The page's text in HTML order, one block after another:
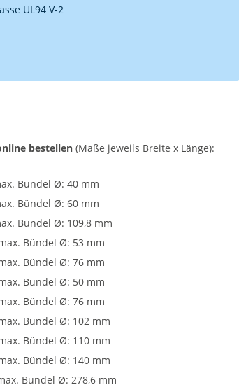
UL94 V-2
bestellen (Maße jeweils Breite x Länge):
Bündel Ø: 40 mm
Bündel Ø: 60 mm
Bündel Ø: 109,8 mm
Bündel Ø: 53 mm
Bündel Ø: 76 mm
Bündel Ø: 50 mm
Bündel Ø: 76 mm
Bündel Ø: 102 mm
Bündel Ø: 110 mm
Bündel Ø: 140 mm
Bündel Ø: 278,6 mm